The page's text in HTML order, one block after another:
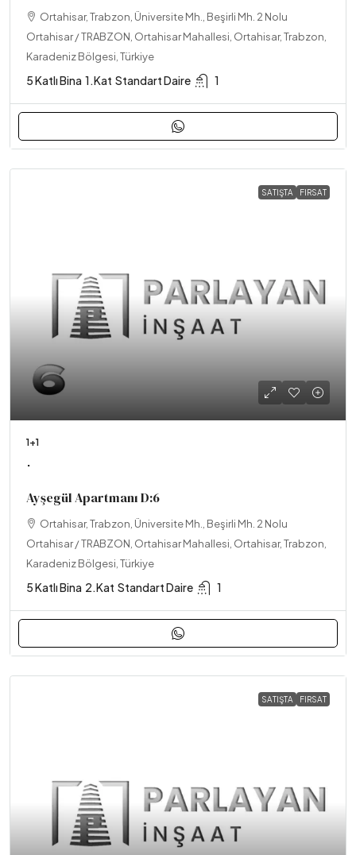
Ortahisar, Trabzon, Üniversite Mh., Beşirli Mh. 2 Nolu
Ortahisar / TRABZON, Ortahisar Mahallesi, Ortahisar, Trabzon,
Karadeniz Bölgesi, Türkiye
5 Katlı Bina 1.Kat Standart Daire 1
SATIŞTA FIRSAT
1+1
.
Ayşegül Apartmanı D:6
Ortahisar, Trabzon, Üniversite Mh., Beşirli Mh. 2 Nolu
Ortahisar / TRABZON, Ortahisar Mahallesi, Ortahisar, Trabzon,
Karadeniz Bölgesi, Türkiye
5 Katlı Bina 2.Kat Standart Daire 1
SATIŞTA FIRSAT